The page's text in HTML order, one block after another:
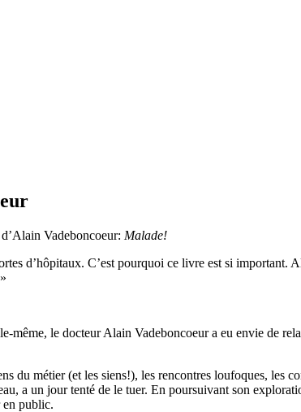
Vadeboncoeur: Malade!
d’hôpitaux. C’est pourquoi ce livre est si
même, le docteur Alain Vadeboncoeur a eu envie de
du métier (et les siens!), les rencontres loufoques, les
a un jour tenté de le tuer. En poursuivant son
en public.